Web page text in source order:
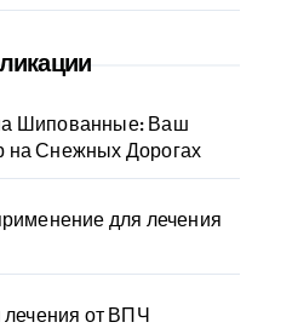
Шипованные: Ваш
Снежных Дорогах
для лечения
лечения от ВПЧ